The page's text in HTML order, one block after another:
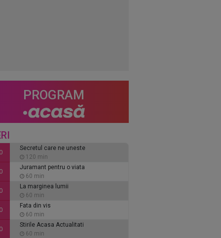
PROGRAM
Secretul care ne uneste
120 min
Juramant pentru o viata
60 min
La marginea lumii
60 min
Fata din vis
60 min
Stirile Acasa Actualitati
60 min